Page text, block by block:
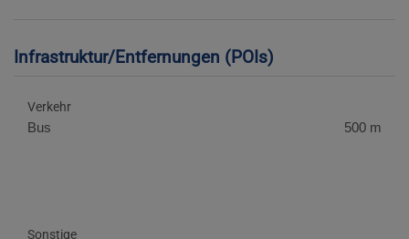
Infrastruktur/Entfernungen (POIs)
Verkehr
Bus 500 m
Sonstige